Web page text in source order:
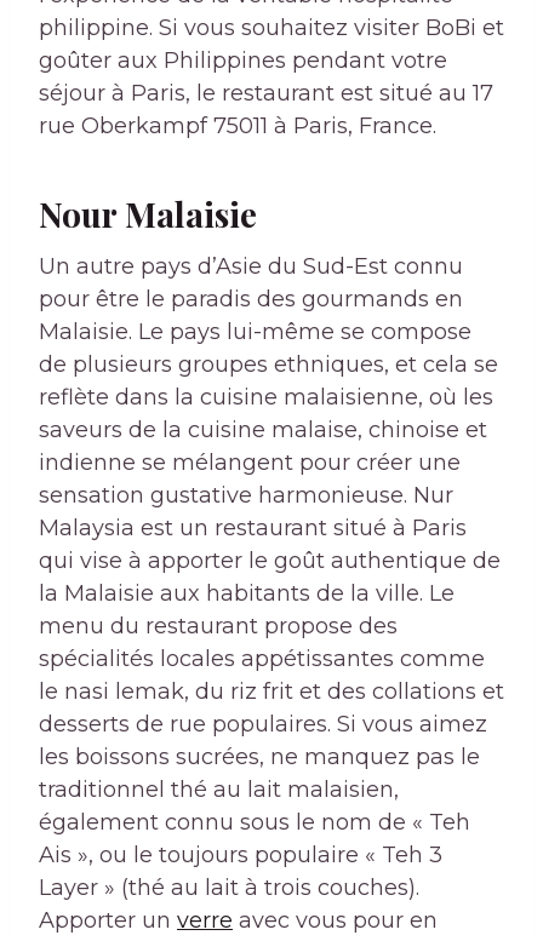
philippine. Si vous souhaitez visiter BoBi et
goûter aux Philippines pendant votre
séjour à Paris, le restaurant est situé au 17
rue Oberkampf 75011 à Paris, France.
Nour Malaisie
Un autre pays d’Asie du Sud-Est connu
pour être le paradis des gourmands en
Malaisie. Le pays lui-même se compose
de plusieurs groupes ethniques, et cela se
reflète dans la cuisine malaisienne, où les
saveurs de la cuisine malaise, chinoise et
indienne se mélangent pour créer une
sensation gustative harmonieuse. Nur
Malaysia est un restaurant situé à Paris
qui vise à apporter le goût authentique de
la Malaisie aux habitants de la ville. Le
menu du restaurant propose des
spécialités locales appétissantes comme
le nasi lemak, du riz frit et des collations et
desserts de rue populaires. Si vous aimez
les boissons sucrées, ne manquez pas le
traditionnel thé au lait malaisien,
également connu sous le nom de « Teh
Ais », ou le toujours populaire « Teh 3
Layer » (thé au lait à trois couches).
Apporter un verre avec vous pour en